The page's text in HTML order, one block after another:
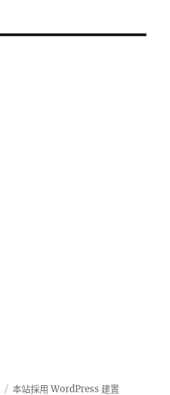
本站採用 WordPress 建置